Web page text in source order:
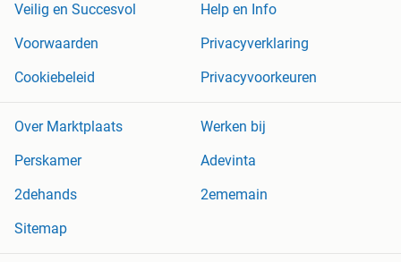
Veilig en Succesvol
Help en Info
Voorwaarden
Privacyverklaring
Cookiebeleid
Privacyvoorkeuren
Over Marktplaats
Werken bij
Perskamer
Adevinta
2dehands
2ememain
Sitemap